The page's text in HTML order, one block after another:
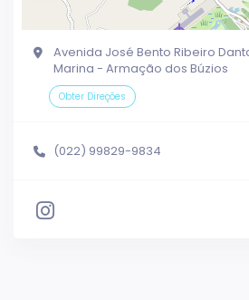
Avenida José Bento Ribeiro
Marina - Armação dos Búzios
Obter Direções
(022) 99829-9834